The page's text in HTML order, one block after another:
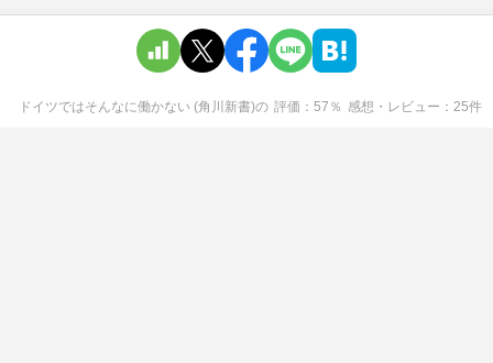
ドイツではそんなに働かない (角川新書)の 評価 57 ％ 感想・レビュー 25件